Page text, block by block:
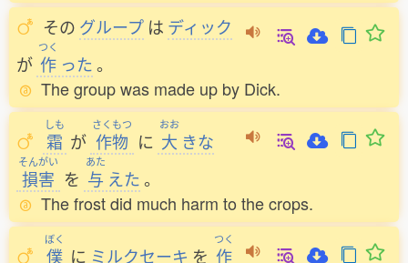
その グループ は ディック
が
つく
作 った。
The group was made up by Dick.
しも
霜 が
さくもつ
作物 に
おお
大 きな
そんがい
損害 を
あた
与 えた。
The frost did much harm to the crops.
ぼく
僕 に ミルクセーキ を
つく
作